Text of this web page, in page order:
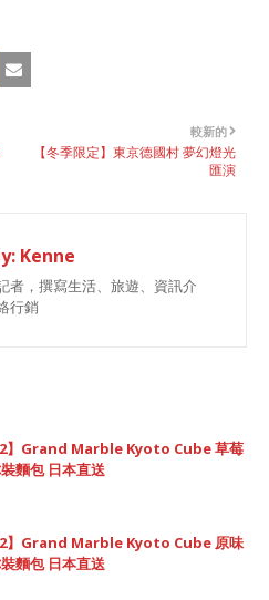
較新的
【冬季限定】東京德國村 夢幻燈光
匯演
Kenne
者，撰寫生活、旅遊、資訊介
行銷
】Grand Marble Kyoto Cube 草莓
麵包 日本直送
】Grand Marble Kyoto Cube 原味
麵包 日本直送